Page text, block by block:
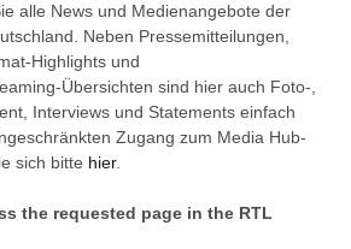
alle News und Medienangebote der
Neben Pressemitteilungen,
Highlights und
Übersichten sind hier auch Foto-,
Interviews und Statements einfach
Zugang zum Media Hub-
sich bitte hier.
the requested page in the RTL